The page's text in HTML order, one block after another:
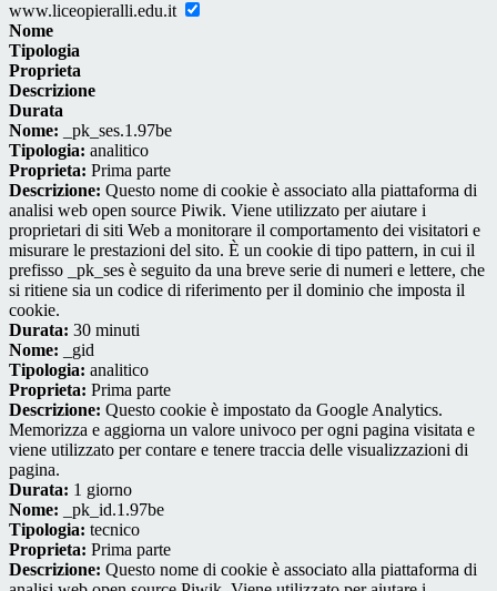
www.liceopieralli.edu.it
Nome
Tipologia
Proprieta
Descrizione
Durata
Nome: _pk_ses.1.97be
Tipologia: analitico
Proprieta: Prima parte
Descrizione: Questo nome di cookie è associato alla piattaforma di
analisi web open source Piwik. Viene utilizzato per aiutare i
proprietari di siti Web a monitorare il comportamento dei visitatori e
misurare le prestazioni del sito. È un cookie di tipo pattern, in cui il
prefisso _pk_ses è seguito da una breve serie di numeri e lettere, che
si ritiene sia un codice di riferimento per il dominio che imposta il
cookie.
Durata: 30 minuti
Nome: _gid
Tipologia: analitico
Proprieta: Prima parte
Descrizione: Questo cookie è impostato da Google Analytics.
Memorizza e aggiorna un valore univoco per ogni pagina visitata e
viene utilizzato per contare e tenere traccia delle visualizzazioni di
pagina.
Durata: 1 giorno
Nome: _pk_id.1.97be
Tipologia: tecnico
Proprieta: Prima parte
Descrizione: Questo nome di cookie è associato alla piattaforma di